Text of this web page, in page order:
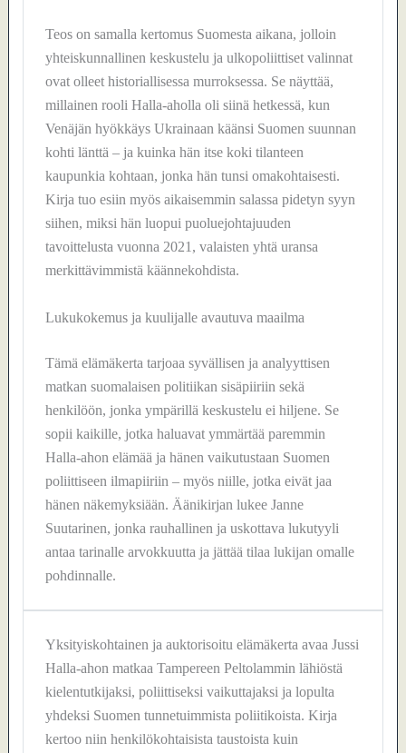
Teos on samalla kertomus Suomesta aikana, jolloin
yhteiskunnallinen keskustelu ja ulkopoliittiset valinnat
ovat olleet historiallisessa murroksessa. Se näyttää,
millainen rooli Halla-aholla oli siinä hetkessä, kun
Venäjän hyökkäys Ukrainaan käänsi Suomen suunnan
kohti länttä – ja kuinka hän itse koki tilanteen
kaupunkia kohtaan, jonka hän tunsi omakohtaisesti.
Kirja tuo esiin myös aikaisemmin salassa pidetyn syyn
siihen, miksi hän luopui puoluejohtajuuden
tavoittelusta vuonna 2021, valaisten yhtä uransa
merkittävimmistä käännekohdista.
Lukukokemus ja kuulijalle avautuva maailma
Tämä elämäkerta tarjoaa syvällisen ja analyyttisen
matkan suomalaisen politiikan sisäpiiriin sekä
henkilöön, jonka ympärillä keskustelu ei hiljene. Se
sopii kaikille, jotka haluavat ymmärtää paremmin
Halla-ahon elämää ja hänen vaikutustaan Suomen
poliittiseen ilmapiiriin – myös niille, jotka eivät jaa
hänen näkemyksiään. Äänikirjan lukee Janne
Suutarinen, jonka rauhallinen ja uskottava lukutyyli
antaa tarinalle arvokkuutta ja jättää tilaa lukijan omalle
pohdinnalle.
Yksityiskohtainen ja auktorisoitu elämäkerta avaa Jussi
Halla-ahon matkaa Tampereen Peltolammin lähiöstä
kielentutkijaksi, poliittiseksi vaikuttajaksi ja lopulta
yhdeksi Suomen tunnetuimmista poliitikoista. Kirja
kertoo niin henkilökohtaisista taustoista kuin